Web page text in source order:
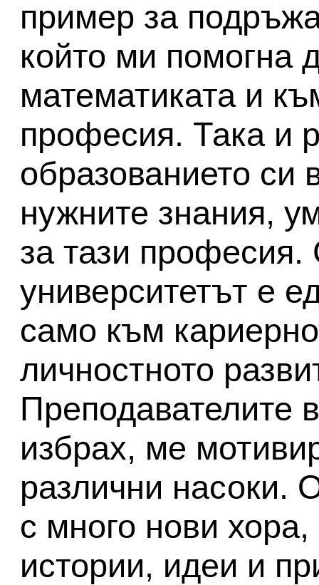
пример за
който ми помогна
математиката и
професия. Така и
образованието си
нужните знания,
за тази
университетът е
само към
личностното
Преподавателите
избрах, ме
различни насоки.
с много нови
истории, идеи и